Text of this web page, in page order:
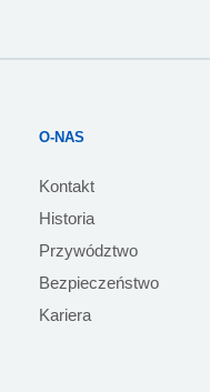
O-NAS
Kontakt
Historia
Przywództwo
Bezpieczeństwo
Kariera